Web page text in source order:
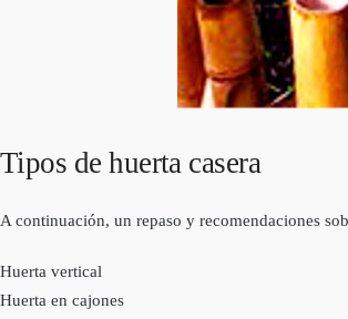
Tipos de huerta casera
A continuación, un repaso y recomendaciones
Huerta vertical
Huerta en cajones